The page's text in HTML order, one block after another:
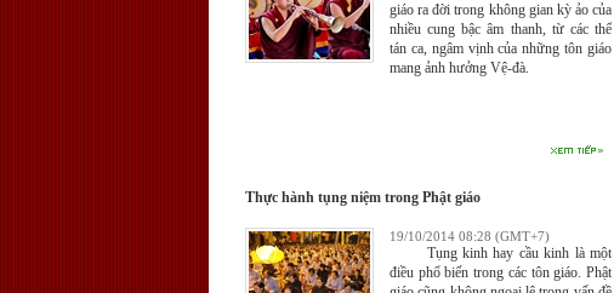
giáo ra đời trong không gian kỳ ảo của
nhiều cung bậc âm thanh, từ các thể
tán ca, ngâm vịnh của những tôn giáo
mang ảnh hưởng Vệ-đà.
Thực hành tụng niệm trong Phật giáo
19/10/2014 08:28 (GMT+7)
Tụng kinh hay cầu kinh là một
điều phổ biến trong các tôn giáo. Phật